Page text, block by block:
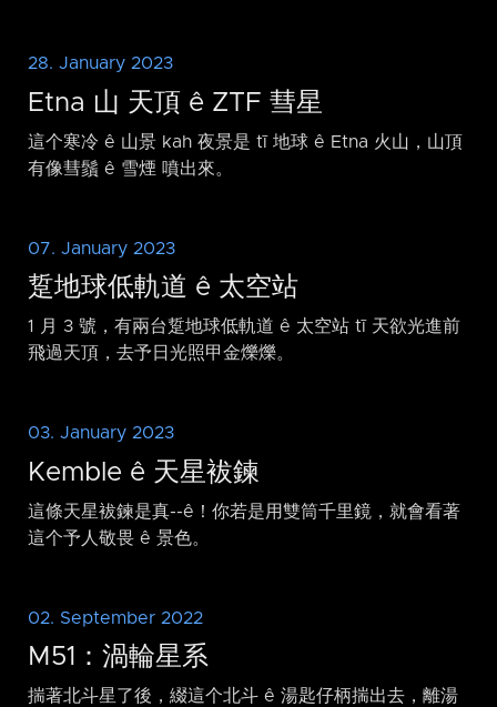
28. January 2023
Etna 山 天頂 ê ZTF 彗星
這个寒冷 ê 山景 kah 夜景是 tī 地球 ê Etna 火山，山頂
有像彗鬚 ê 雪煙 噴出來。
07. January 2023
踅地球低軌道 ê 太空站
1 月 3 號，有兩台踅地球低軌道 ê 太空站 tī 天欲光進前
飛過天頂，去予日光照甲金爍爍。
03. January 2023
Kemble ê 天星袚鍊
這條天星袚鍊是真-⁠-ê！你若是用雙筒千里鏡，就會看著
這个予人敬畏 ê 景色。
02. September 2022
M51：渦輪星系
揣著北斗星了後，綴這个北斗 ê 湯匙仔柄揣出去，離湯